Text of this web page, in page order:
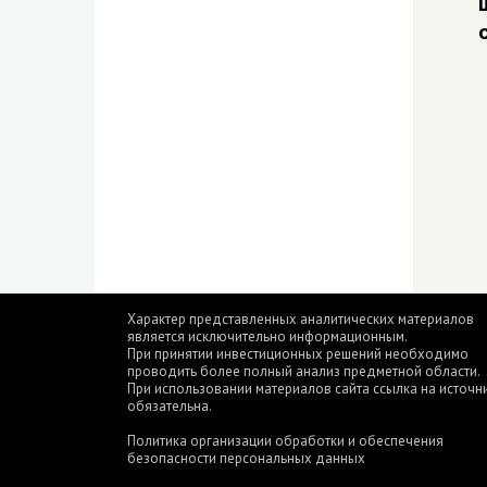
Характер представленных аналитических материалов
является исключительно информационным.
При принятии инвестиционных решений необходимо
проводить более полный анализ предметной области.
При использовании материалов сайта ссылка на
обязательна.
Политика организации обработки и обеспечения
безопасности персональных данных